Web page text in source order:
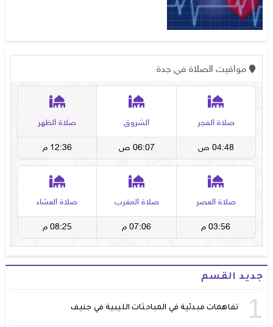
جديد القسم
1 تفاهمات مبدئية في المباحثات الليبية في جنيف